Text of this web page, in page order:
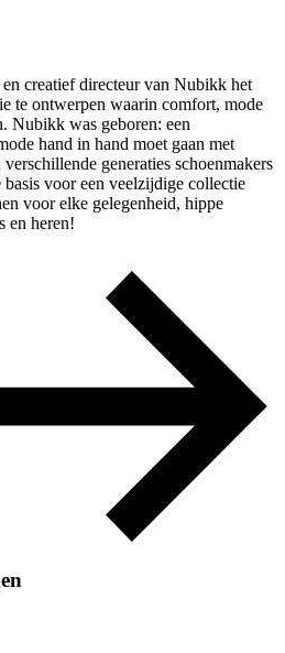
creatief directeur van Nubikk het
te ontwerpen waarin comfort, mode
Nubikk was geboren: een
hand in hand moet gaan met
generaties schoenmakers
voor een veelzijdige collectie
voor elke gelegenheid, hippe
en heren!